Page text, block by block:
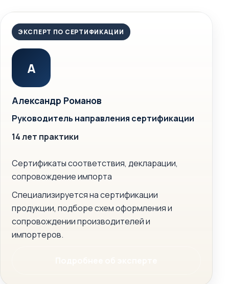
ЭКСПЕРТ ПО СЕРТИФИКАЦИИ
А
Александр Романов
Руководитель направления сертификации
14 лет практики
Сертификаты соответствия, декларации,
сопровождение импорта
Специализируется на сертификации
продукции, подборе схем оформления и
сопровождении производителей и
импортеров.